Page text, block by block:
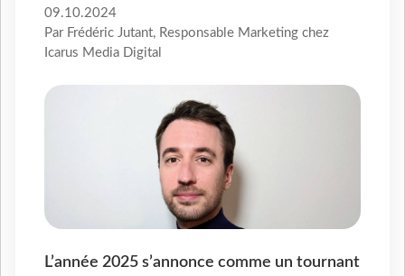
09.10.2024
Par Frédéric Jutant, Responsable Marketing chez
Icarus Media Digital
L’année 2025 s’annonce comme un tournant